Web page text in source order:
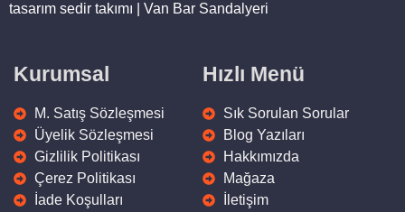
tasarım sedir takımı | Van Bar Sandalyeri
Kurumsal
M. Satış Sözleşmesi
Üyelik Sözleşmesi
Gizlilik Politikası
Çerez Politikası
İade Koşulları
Hızlı Menü
Sık Sorulan Sorular
Blog Yazıları
Hakkımızda
Mağaza
İletişim